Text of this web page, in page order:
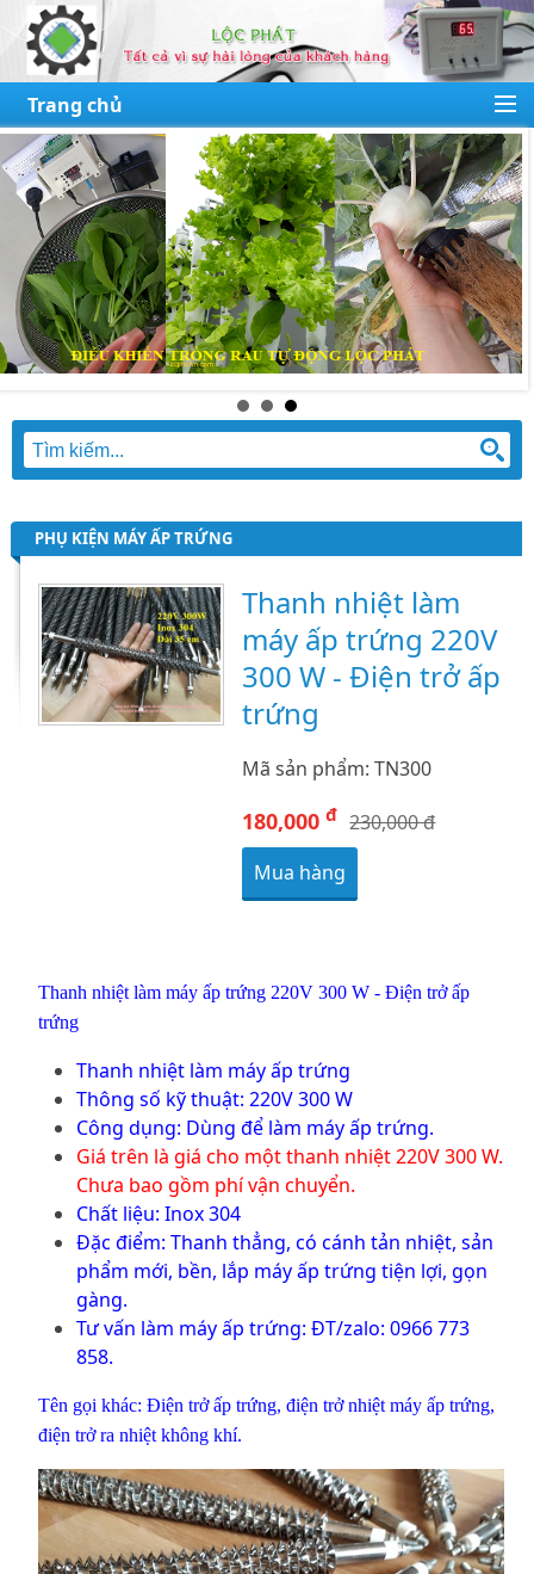
Trang chủ
PHỤ KIỆN MÁY ẤP TRỨNG
Thanh nhiệt làm
máy ấp trứng 220V
300 W - Điện trở ấp
trứng
Mã sản phẩm: TN300
180,000đ 230,000 đ
Mua hàng
Thanh nhiệt làm máy ấp trứng 220V 300 W - Điện trở ấp
trứng
Thanh nhiệt làm máy ấp trứng
Thông số kỹ thuật: 220V 300 W
Công dụng: Dùng để làm máy ấp trứng.
Giá trên là giá cho một thanh nhiệt 220V 300 W.
Chưa bao gồm phí vận chuyển.
Chất liệu: Inox 304
Đặc điểm: Thanh thẳng, có cánh tản nhiệt, sản
phẩm mới, bền, lắp máy ấp trứng tiện lợi, gọn
gàng.
Tư vấn làm máy ấp trứng: ĐT/zalo: 0966 773
858.
Tên gọi khác: Điện trở ấp trứng, điện trở nhiệt máy ấp trứng,
điện trở ra nhiệt không khí.